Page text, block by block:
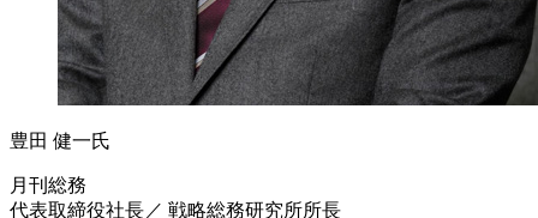
豊田 健一氏
月刊総務
代表取締役社長／ 戦略総務研究所所長